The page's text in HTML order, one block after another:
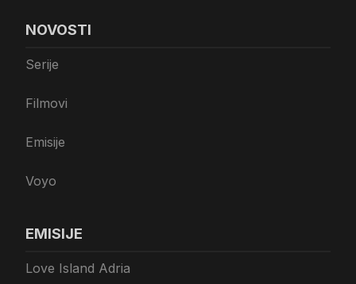
NOVOSTI
Serije
Filmovi
Emisije
Voyo
EMISIJE
Love Island Adria